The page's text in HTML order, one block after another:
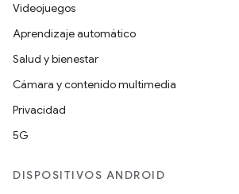
Videojuegos
Aprendizaje automático
Salud y bienestar
Cámara y contenido multimedia
Privacidad
5G
DISPOSITIVOS ANDROID